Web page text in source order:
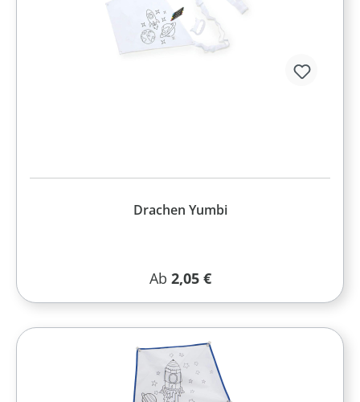
Drachen Yumbi
Regulärer Preis:
Ab 2,05 €